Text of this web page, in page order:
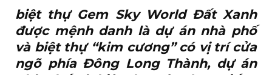
biệt thự Gem Sky World Đất Xanh
được mệnh danh là dự án nhà phố
và biệt thự “kim cương” có vị trí cửa
ngõ phía Đông Long Thành, dự án